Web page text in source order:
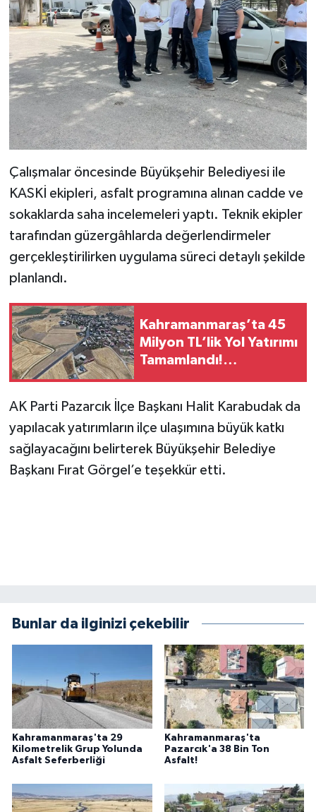
Çalışmalar öncesinde Büyükşehir Belediyesi ile
KASKİ ekipleri, asfalt programına alınan cadde ve
sokaklarda saha incelemeleri yaptı. Teknik ekipler
tarafından güzergâhlarda değerlendirmeler
gerçekleştirilirken uygulama süreci detaylı şekilde
planlandı.
Kahramanmaraş’ta 45
Milyon TL’lik Yol Yatırımı
Tamamlandı!
AK Parti Pazarcık İlçe Başkanı Halit Karabudak da
yapılacak yatırımların ilçe ulaşımına büyük katkı
sağlayacağını belirterek Büyükşehir Belediye
Başkanı Fırat Görgel’e teşekkür etti.
Bunlar da ilginizi çekebilir
Kahramanmaraş'ta 29
Kilometrelik Grup Yolunda
Asfalt Seferberliği
Kahramanmaraş'ta
Pazarcık'a 38 Bin Ton
Asfalt!